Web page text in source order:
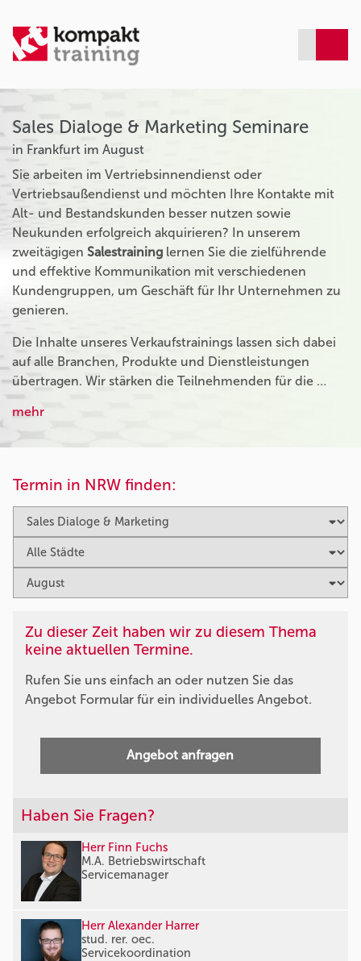
Sales Dialoge & Marketing Seminare
in Frankfurt im August
Sie arbeiten im Vertriebsinnendienst oder
Vertriebsaußendienst und möchten Ihre Kontakte mit
Alt- und Bestandskunden besser nutzen sowie
Neukunden erfolgreich akquirieren? In unserem
zweitägigen Salestraining lernen Sie die zielführende
und effektive Kommunikation mit verschiedenen
Kundengruppen, um Geschäft für Ihr Unternehmen zu
genieren.
Die Inhalte unseres Verkaufstrainings lassen sich dabei
auf alle Branchen, Produkte und Dienstleistungen
übertragen. Wir stärken die Teilnehmenden für die …
mehr
Termin in NRW finden:
Zu dieser Zeit haben wir zu diesem Thema
keine aktuellen Termine.
Rufen Sie uns einfach an oder nutzen Sie das
Angebot Formular für ein individuelles Angebot.
Angebot anfragen
Haben Sie Fragen?
Herr Finn Fuchs
M.A. Betriebswirtschaft
Servicemanager
Herr Alexander Harrer
stud. rer. oec.
Servicekoordination